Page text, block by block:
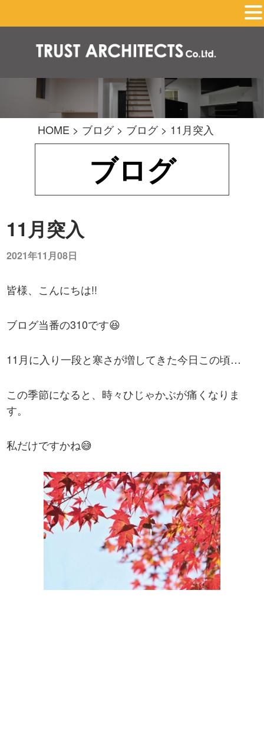
HOME > ブログ> ブログ> 11月突入
ブログ
11月突入
2021年11月08日
皆様、こんにちは!!
ブログ当番の310です😆
11月に入り一段と寒さが増してきた今日この頃…
この季節になると、時々ひじゃかぶが痛くなりま
す。
私だけですかね😅